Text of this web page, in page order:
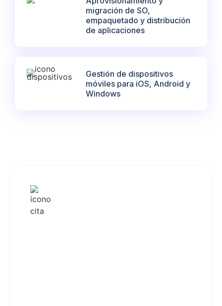
migración de SO,
empaquetado y distribución
de aplicaciones
Gestión de dispositivos
móviles para iOS, Android y
Windows